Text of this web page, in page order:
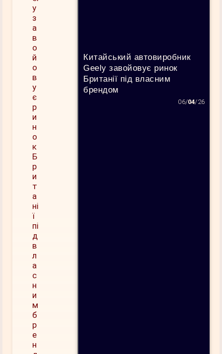
Китайський автовиробник
Geely завойовує ринок
Британії під власним
брендом
06/04/26